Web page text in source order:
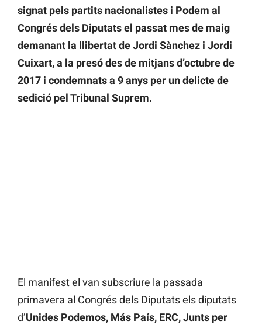
signat pels partits nacionalistes i Podem al
Congrés dels Diputats el passat mes de maig
demanant la llibertat de Jordi Sànchez i Jordi
Cuixart, a la presó des de mitjans d’octubre de
2017 i condemnats a 9 anys per un delicte de
sedició pel Tribunal Suprem.
El manifest el van subscriure la passada
primavera al Congrés dels Diputats els diputats
d’Unides Podemos, Más País, ERC, Junts per